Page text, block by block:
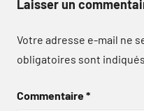
Laisser un
Votre adresse e-mail ne
obligatoires sont
Commentaire*